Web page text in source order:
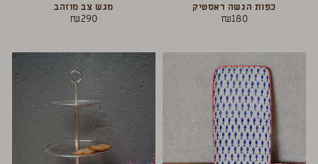
כפות הגשה ראסטיק
₪180
מגש צב מוזהב
₪290